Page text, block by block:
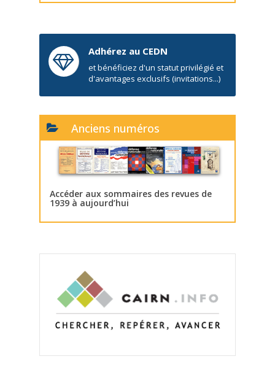
Adhérez au CEDN
et bénéficiez d'un statut privilégié et
d'avantages exclusifs (invitations...)
Anciens numéros
Accéder aux sommaires des revues de
1939 à aujourd’hui